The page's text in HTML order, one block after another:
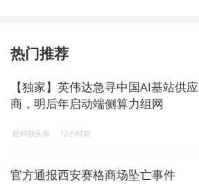
热门推荐
【独家】英伟达急寻中国AI基站供应
商，明后年启动端侧算力组网
硬科技头条 12小时前
官方通报西安赛格商场坠亡事件